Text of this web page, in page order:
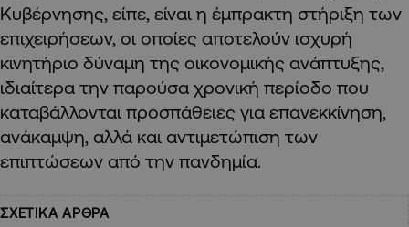
Κυβέρνησης, είπε, είναι η έμπρακτη στήριξη των
επιχειρήσεων, οι οποίες αποτελούν ισχυρή
κινητήριο δύναμη της οικονομικής ανάπτυξης,
ιδιαίτερα την παρούσα χρονική περίοδο που
καταβάλλονται προσπάθειες για επανεκκίνηση,
ανάκαμψη, αλλά και αντιμετώπιση των
επιπτώσεων από την πανδημία.
ΣΧΕΤΙΚΑ ΑΡΘΡΑ